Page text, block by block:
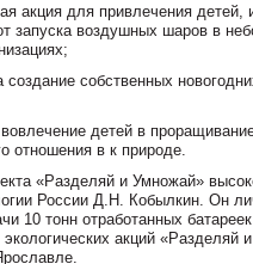
акция для привлечения детей,
запуска воздушных шаров в
собственных
детей в
отношения в к природе.
«Разделяй и Умножай»
России Д.Н. Кобылкин. Он
10 тонн отработанных
акций «Разделяй